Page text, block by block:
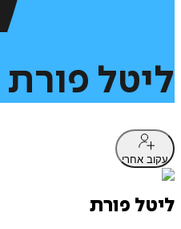
ליטל פורת
עקוב אחרי
ליטל פורת